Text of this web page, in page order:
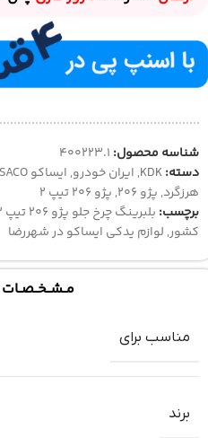
شناسه محصول: 400223.1
دسته:KDK
, ایران خودرو, ایساکو ISACO
هرزگرد, پژو 206 , پژو 206 تیپ 2
برچسب: بلبرینگ چرخ جلو پژو 206 تیپ 2
کشور, لوازم یدکی ایساکو در شهررضا
مــشــخــصــات
مناسب برای
برند